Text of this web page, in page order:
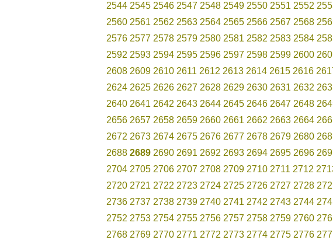
2544 2545 2546 2547 2548 2549 2550 2551 2552
2560 2561 2562 2563 2564 2565 2566 2567 2568
2576 2577 2578 2579 2580 2581 2582 2583 2584
2592 2593 2594 2595 2596 2597 2598 2599 2600
2608 2609 2610 2611 2612 2613 2614 2615 2616
2624 2625 2626 2627 2628 2629 2630 2631 2632
2640 2641 2642 2643 2644 2645 2646 2647 2648
2656 2657 2658 2659 2660 2661 2662 2663 2664
2672 2673 2674 2675 2676 2677 2678 2679 2680
2688 2689 2690 2691 2692 2693 2694 2695 2696
2704 2705 2706 2707 2708 2709 2710 2711 2712
2720 2721 2722 2723 2724 2725 2726 2727 2728
2736 2737 2738 2739 2740 2741 2742 2743 2744
2752 2753 2754 2755 2756 2757 2758 2759 2760
2768 2769 2770 2771 2772 2773 2774 2775 2776